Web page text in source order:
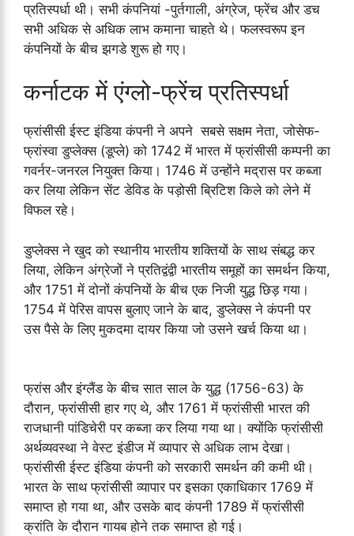
प्रतिस्पर्धा थी। सभी कंपनियां -पुर्तगाली, अंग्रेज, फ्रेंच और डच
सभी अधिक से अधिक लाभ कमाना चाहते थे। फलस्वरूप इन
कंपनियों के बीच झगडे शुरू हो गए।
कर्नाटक में एंग्लो-फ्रेंच प्रतिस्पर्धा
फ्रांसीसी ईस्ट इंडिया कंपनी ने अपने सबसे सक्षम नेता, जोसेफ-
फ्रांस्वा डुप्लेक्स (डूप्ले) को 1742 में भारत में फ्रांसीसी कम्पनी का
गवर्नर-जनरल नियुक्त किया। 1746 में उन्होंने मद्रास पर कब्जा
कर लिया लेकिन सेंट डेविड के पड़ोसी ब्रिटिश किले को लेने में
विफल रहे।
डुप्लेक्स ने खुद को स्थानीय भारतीय शक्तियों के साथ संबद्ध कर
लिया, लेकिन अंग्रेजों ने प्रतिद्वंद्वी भारतीय समूहों का समर्थन किया,
और 1751 में दोनों कंपनियों के बीच एक निजी युद्ध छिड़ गया।
1754 में पेरिस वापस बुलाए जाने के बाद, डुप्लेक्स ने कंपनी पर
उस पैसे के लिए मुकदमा दायर किया जो उसने खर्च किया था।
फ्रांस और इंग्लैंड के बीच सात साल के युद्ध (1756-63) के
दौरान, फ्रांसीसी हार गए थे, और 1761 में फ्रांसीसी भारत की
राजधानी पांडिचेरी पर कब्जा कर लिया गया था। क्योंकि फ्रांसीसी
अर्थव्यवस्था ने वेस्ट इंडीज में व्यापार से अधिक लाभ देखा।
फ्रांसीसी ईस्ट इंडिया कंपनी को सरकारी समर्थन की कमी थी।
भारत के साथ फ्रांसीसी व्यापार पर इसका एकाधिकार 1769 में
समाप्त हो गया था, और उसके बाद कंपनी 1789 में फ्रांसीसी
क्रांति के दौरान गायब होने तक समाप्त हो गई।